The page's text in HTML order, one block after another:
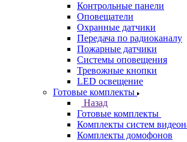
Контрольные панели
Оповещатели
Охранные датчики
Передача по радиоканалу
Пожарные датчики
Системы оповещения
Тревожные кнопки
LED освещение
Готовые комплекты
Назад
Готовые комплекты
Комплекты систем
Комплекты домофонов